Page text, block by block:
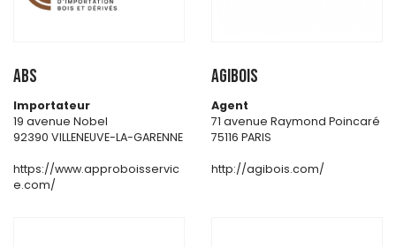
ABS
Importateur
19 avenue Nobel
92390 VILLENEUVE-LA-GARENNE
https://www.approboisservic
e.com/
AGIBOIS
Agent
71 avenue Raymond Poincaré
75116 PARIS
http://agibois.com/